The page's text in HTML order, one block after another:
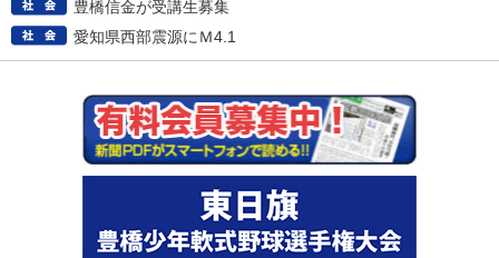
豊橋信金が受講生募集
愛知県西部震源にＭ4.1